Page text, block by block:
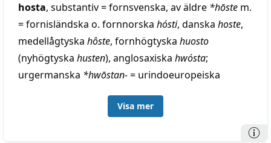
hosta, substantiv = fornsvenska, av äldre *hōste m.
= fornisländska o. fornnorska hósti, danska hoste,
medellågtyska hôste, fornhögtyska huosto
(nyhögtyska husten), anglosaxiska hwósta;
urgermanska *hwōstan-= urindoeuropeiska
kāsatēverb, fornslaviska
verb, och så vidare — Med avseende
Visa mer